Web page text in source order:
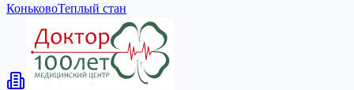
КоньковоТеплый стан